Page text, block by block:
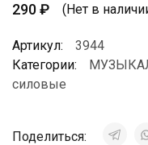
290₽ (Нет в
Артикул:
3944
Категории:
силовые
Поделиться: